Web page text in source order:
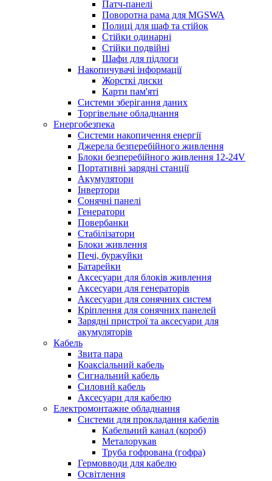
Патч-панелі
Поворотна рама для MGSWA
Полиці для шаф та стійок
Стійки одинарні
Стійки подвійні
Шафи для підлоги
Накопичувачі інформації
Жорсткі диски
Карти пам'яті
Системи зберігання даних
Торгівельне обладнання
Енергобезпека
Системи накопичення енергії
Джерела безперебійного живлення
Блоки безперебійного живлення 12-24V
Портативні зарядні станції
Акумулятори
Інвертори
Сонячні панелі
Генератори
Повербанки
Стабілізатори
Блоки живлення
Печі, буржуйки
Батарейки
Аксесуари для блоків живлення
Аксесуари для генераторів
Аксесуари для сонячних систем
Кріплення для сонячних панелей
Зарядні пристрої та аксесуари для
акумуляторів
Кабель
Звита пара
Коаксіальний кабель
Сигнальний кабель
Силовий кабель
Аксесуари для кабелю
Електромонтажне обладнання
Системи для прокладання кабелів
Кабельний канал (короб)
Металорукав
Труба гофрована (гофра)
Гермовводи для кабелю
Освітлення